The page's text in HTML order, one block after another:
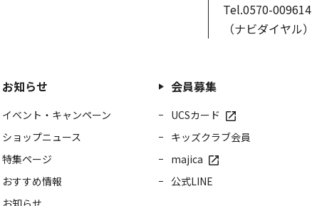
Tel.0570-009614
（ナビダイヤル）
お知らせ
イベント・キャンペーン
ショップニュース
特集ページ
おすすめ情報
お知らせ
会員募集
UCSカード
キッズクラブ会員
majica
公式LINE